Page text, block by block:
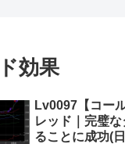
効果
Lv0097【コー
レッド｜完璧
ることに成功(